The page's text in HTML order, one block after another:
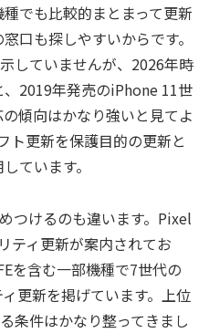
でも比較的まとまって更新
口も探しやすいからです。
していませんが、2026年時
2019年発売のiPhone 11世
傾向はかなり強いと見てよ
ト更新を保護目的の更新と
ています。
つけるのも違います。Pixel
ティ更新が案内されてお
を含む一部機種で7世代の
更新を掲げています。上位
条件はかなり整ってきまし